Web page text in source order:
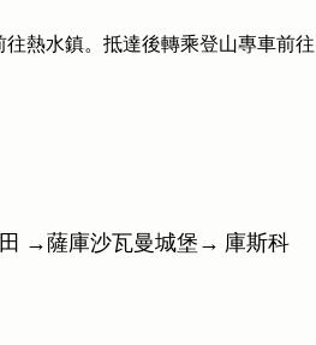
熱水鎮。抵達後轉乘登山專車前往
→薩庫沙瓦曼城堡→ 庫斯科